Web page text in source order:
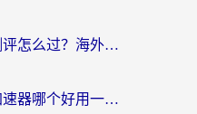
无畏契约海外加速器测评怎么过？海外玩家亲测实用指南（附小众技巧）
在国外决战！平安京加速器哪个好用一点？老玩家亲测番茄加速器全解析